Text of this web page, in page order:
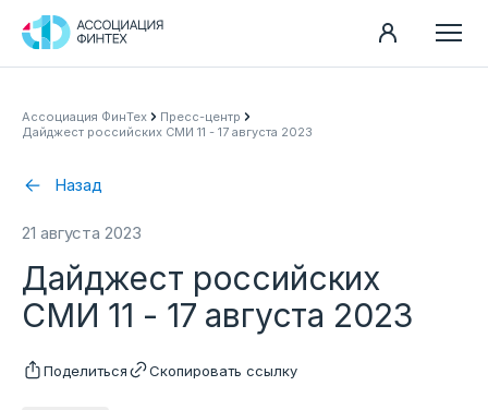
Ассоциация
Пресс-центр
Карьера
Контакты
Документы
Ассоциация ФинТех
Пресс-центр
Дайджест российских СМИ 11 - 17 августа 2023
Назад
21 августа 2023
Дайджест российских
СМИ 11 - 17 августа 2023
Поделиться Скопировать ссылку